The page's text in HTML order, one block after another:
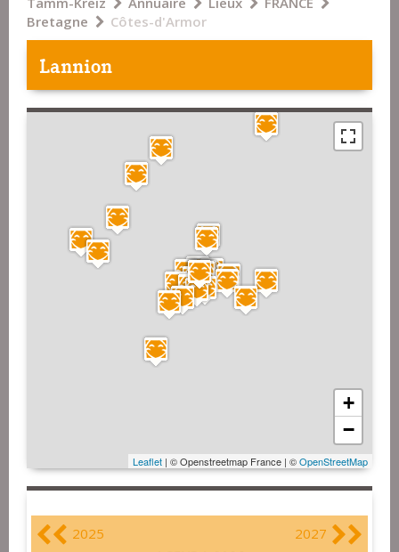
Bretagne
Côtes-d'Armor
Lannion
+
−
Leaflet | © Openstreetmap France | ©OpenStreetMap
2025
2027